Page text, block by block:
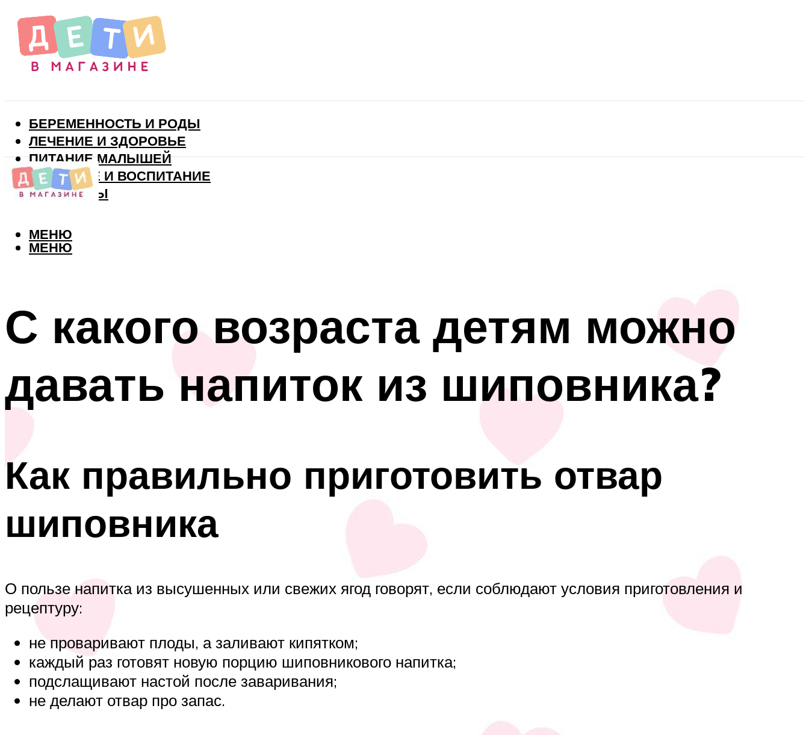
БЕРЕМЕННОСТЬ И РОДЫ
ЛЕЧЕНИЕ И ЗДОРОВЬЕ
ПИТАНИЕ МАЛЫШЕЙ
РАЗВИТИЕ И ВОСПИТАНИЕ
ВИТАМИНЫ
МЕНЮ
МЕНЮ
С какого возраста детям можно
давать напиток из шиповника?
Как правильно приготовить отвар
шиповника
О пользе напитка из высушенных или свежих ягод говорят, если соблюдают условия приготовления и
рецептуру:
не проваривают плоды, а заливают кипятком;
каждый раз готовят новую порцию шиповникового напитка;
подслащивают настой после заваривания;
не делают отвар про запас.